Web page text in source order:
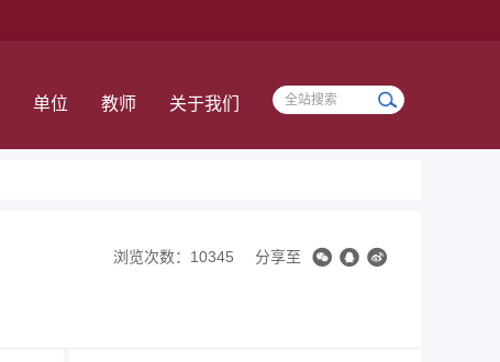
单位 教师 关于我们
浏览次数：10345 分享至